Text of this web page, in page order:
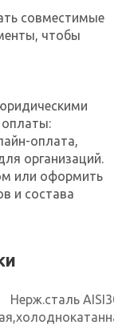
совместимые
чтобы
оплата,
организаций.
или оформить
и состава
Нерж.сталь AISI304